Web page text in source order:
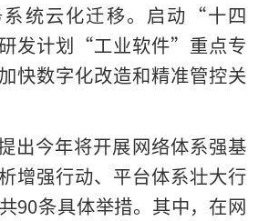
统云化迁移。启动“十四
发计划“工业软件”重点专
快数字化改造和精准管控关
出今年将开展网络体系强基
增强行动、平台体系壮大行
90条具体举措。其中，在网